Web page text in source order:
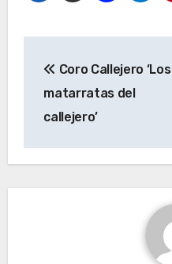
de
entradas
Coro Callejero ‘Los
matarratas del
callejero’